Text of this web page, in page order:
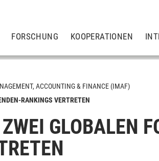
FORSCHUNG KOOPERATIONEN
Governance
ACCOUNTING & FINANCE (IMAF)
RANKINGS VERTRETEN
GLOBALEN